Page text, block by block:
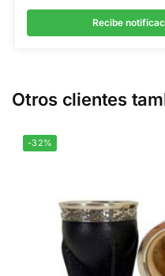
Recibe
Otros clientes
-32%